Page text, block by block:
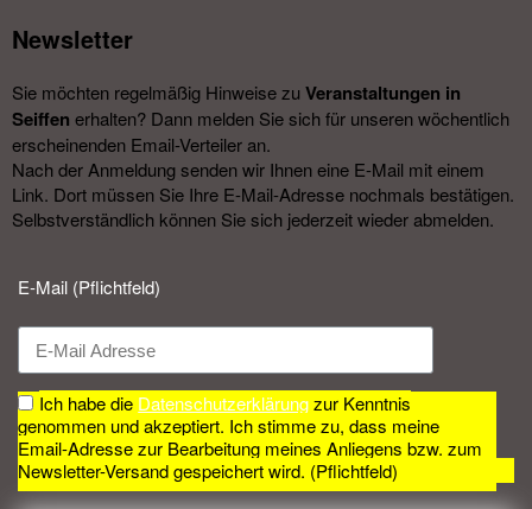
Newsletter​
Sie möchten regelmäßig Hinweise zu Veranstal­tungen in
Seiffen erhalten? Dann melden Sie sich für unseren wöchentlich
erscheinenden Email-Verteiler an.
Nach der Anmeldung senden wir Ihnen eine E-Mail mit einem
Link. Dort müssen Sie Ihre E-Mail-Adresse nochmals bestätigen.
Selbstverständlich können Sie sich jederzeit wieder abmelden.​
E-Mail (Pflichtfeld)
Ich habe die Datenschutzerklärungzur Kenntnis
genommen und akzeptiert. Ich stimme zu, dass meine
Email-Adresse zur Bearbeitung meines Anliegens bzw. zum
Newsletter-Versand gespeichert wird. (Pflichtfeld)